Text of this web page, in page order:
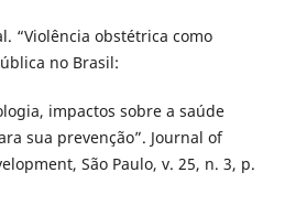
“Violência obstétrica como
no Brasil:
impactos sobre a saúde
sua prevenção”. Journal of
São Paulo, v. 25, n. 3, p.